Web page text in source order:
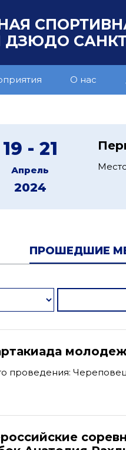
О нас
19 - 21
Апрель
2024
ПРОШЕДШИЕ
проведения: